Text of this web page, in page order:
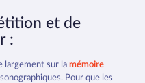
et de
:
largement sur la mémoire
sonographiques. Pour que les